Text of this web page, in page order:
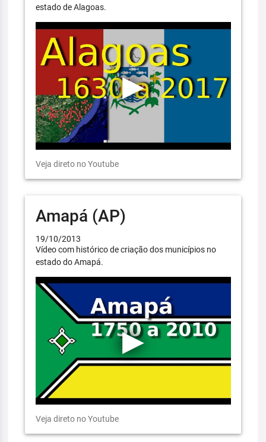
estado de Alagoas.
Veja direto no Youtube
Amapá (AP)
19/10/2013
Vídeo com histórico de criação dos municípios no
estado do Amapá.
Veja direto no Youtube